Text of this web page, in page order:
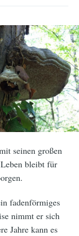
seinen großen
bleibt für
fadenförmiges
nimmt er sich
Jahre kann es